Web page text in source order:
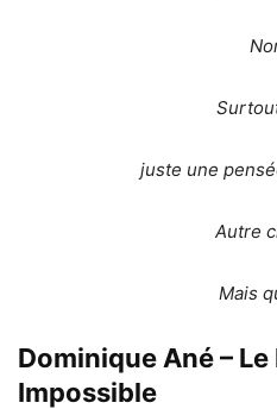
juste une
Autre
Mais
Dominique Ané – Le
Impossible